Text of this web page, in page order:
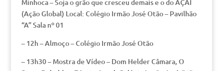
Minhoca – Soja o grão que cresceu demais e o do AÇAÍ
(Ação Global) Local: Colégio Irmão José Otão – Pavilhão
“A” Sala nº 01
– 12h – Almoço – Colégio Irmão José Otão
– 13h30 – Mostra de Vídeo – Dom Helder Câmara, O